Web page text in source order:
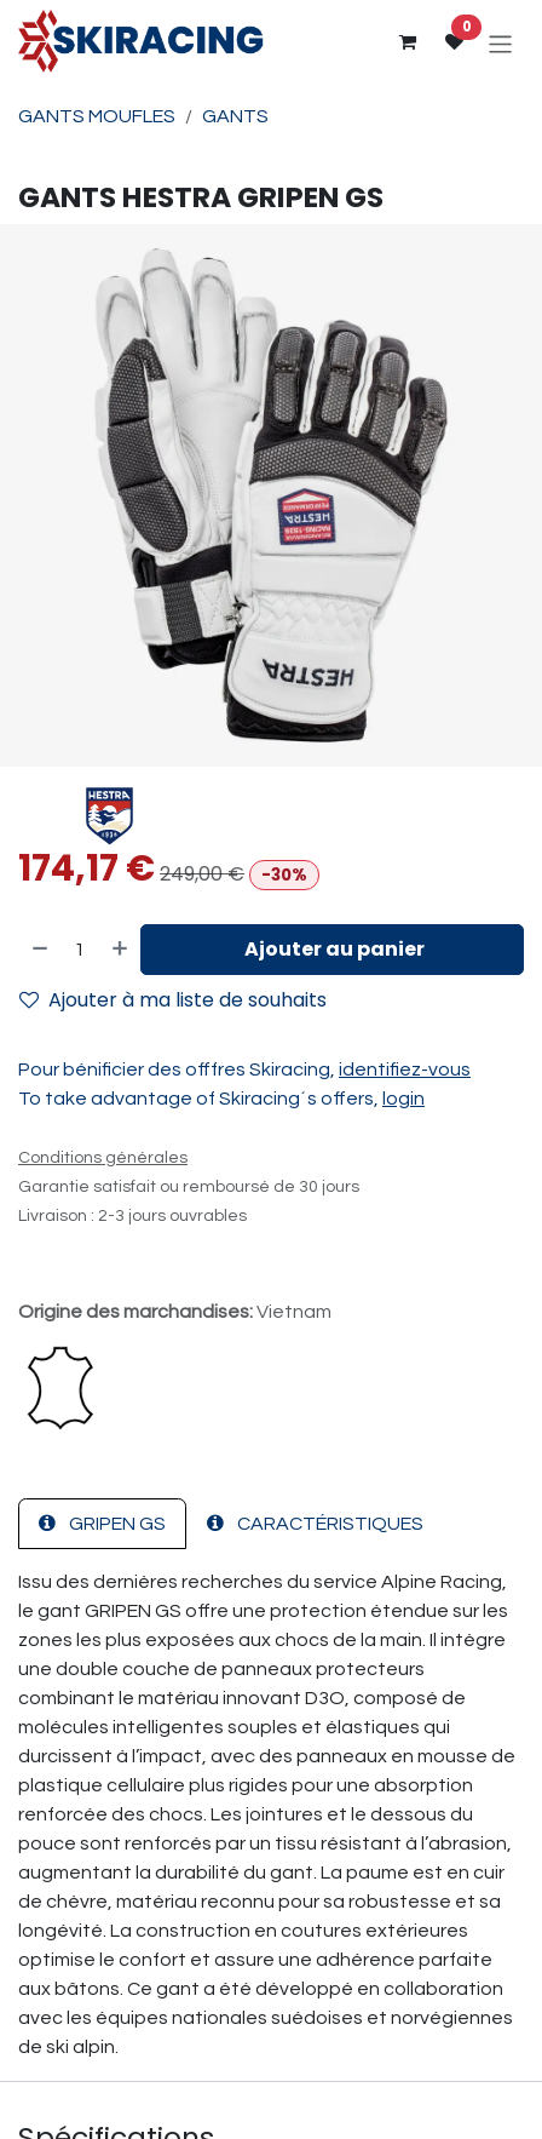
Se rendre au contenu
0
GANTS MOUFLES GANTS
GANTS HESTRAGRIPEN GS
174,17€249,00€ -30%
Ajouter au panier
Ajouter à ma liste de souhaits
Pour bénificier des offfres Skiracing, identifiez-vous
To take advantage of Skiracing´s offers,
login
Conditions générales
Garantie satisfait ou remboursé de 30 jours
Livraison : 2-3 jours ouvrables
Origine des marchandises:Vietnam
GRIPEN GS CARACTÉRISTIQUES
Issu des dernières recherches du service Alpine Racing,
le gant GRIPEN GS offre une protection étendue sur les
zones les plus exposées aux chocs de la main. Il intègre
une double couche de panneaux protecteurs
combinant le matériau innovant D3O, composé de
molécules intelligentes souples et élastiques qui
durcissent à l’impact, avec des panneaux en mousse de
plastique cellulaire plus rigides pour une absorption
renforcée des chocs. Les jointures et le dessous du
pouce sont renforcés par un tissu résistant à l’abrasion,
augmentant la durabilité du gant. La paume est en cuir
de chèvre, matériau reconnu pour sa robustesse et sa
longévité. La construction en coutures extérieures
optimise le confort et assure une adhérence parfaite
aux bâtons. Ce gant a été développé en collaboration
avec les équipes nationales suédoises et norvégiennes
de ski alpin.